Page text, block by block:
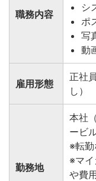
職務内容
シ
ポ
写
動
雇用形態
正社
し）
勤務地
本社
ービル
※転勤
※マ
や費